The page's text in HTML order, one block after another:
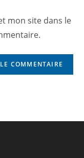
mon site dans le